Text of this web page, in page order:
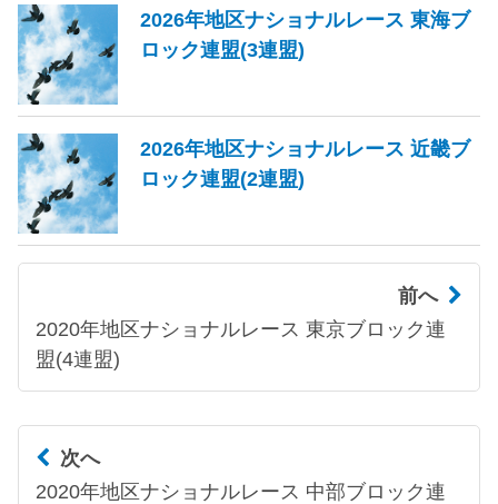
2026年地区ナショナルレース 東海ブ
ロック連盟(3連盟)
2026年地区ナショナルレース 近畿ブ
ロック連盟(2連盟)
前へ
2020年地区ナショナルレース 東京ブロック連
盟(4連盟)
次へ
2020年地区ナショナルレース 中部ブロック連